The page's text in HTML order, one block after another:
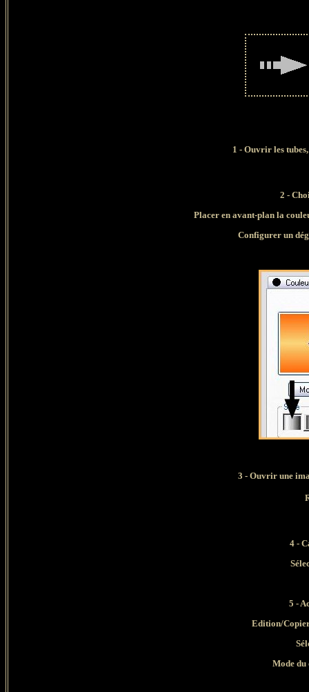
1 - Ouvrir les
2 -
Placer en avant-plan la
Configurer un
3 - Ouvrir une
4 -
5 -
Edition/
Mode